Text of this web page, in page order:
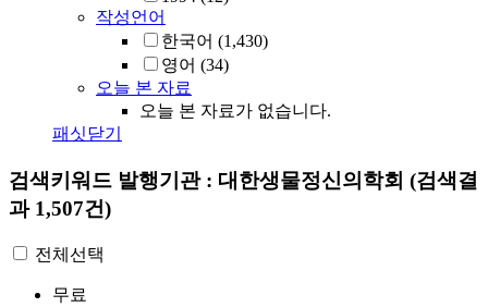
작성언어
한국어 (1,430)
영어 (34)
오늘 본 자료
오늘 본 자료가 없습니다.
패싯닫기
검색키워드 발행기관 : 대한생물정신의학회 (검색결
과 1,507건)
전체선택
무료